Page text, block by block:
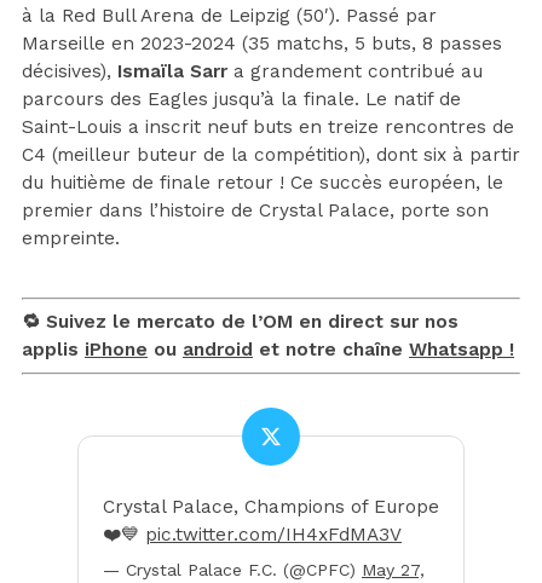
à la Red Bull Arena de Leipzig (50′). Passé par
Marseille en 2023-2024 (35 matchs, 5 buts, 8 passes
décisives), Ismaïla Sarr a grandement contribué au
parcours des Eagles jusqu’à la finale. Le natif de
Saint-Louis a inscrit neuf buts en treize rencontres de
C4 (meilleur buteur de la compétition), dont six à partir
du huitième de finale retour ! Ce succès européen, le
premier dans l’histoire de Crystal Palace, porte son
empreinte.
🔁 Suivez le mercato de l’OM en direct sur nos
applis iPhone ou android et notre chaîne Whatsapp !
Crystal Palace, Champions of Europe
❤️💙 pic.twitter.com/IH4xFdMA3V
— Crystal Palace F.C. (@CPFC) May 27,